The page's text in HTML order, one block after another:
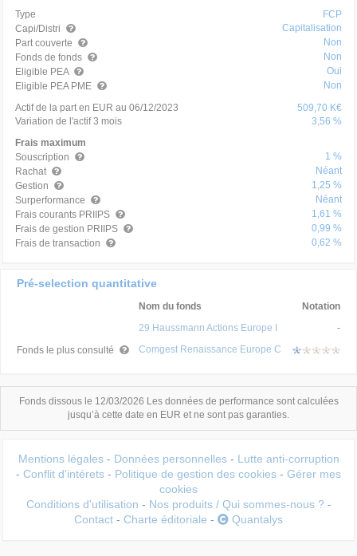
Type
FCP
Capi/Distri
Capitalisation
Part couverte
Non
Fonds de fonds
Non
Eligible PEA
Oui
Eligible PEA PME
Non
Actif de la part en EUR au 06/12/2023
509,70 K€
Variation de l'actif 3 mois
3,56 %
Frais maximum
Souscription
1 %
Rachat
Néant
Gestion
1,25 %
Surperformance
Néant
Frais courants PRIIPS
1,61 %
Frais de gestion PRIIPS
0,99 %
Frais de transaction
0,62 %
Pré-selection quantitative
Nom du fonds
Notation
29 Haussmann Actions Europe I
-
Fonds le plus consulté
Comgest Renaissance Europe C
Fonds dissous le 12/03/2026 Les données de performance sont calculées
jusqu’à cette date en EUR et ne sont pas garanties.
Mentions légales - Données personnelles - Lutte anti-corruption
- Conflit d'intérets - Politique de gestion des cookies - Gérer mes
cookies
Conditions d'utilisation - Nos produits / Qui sommes-nous ? -
Contact - Charte éditoriale - Quantalys